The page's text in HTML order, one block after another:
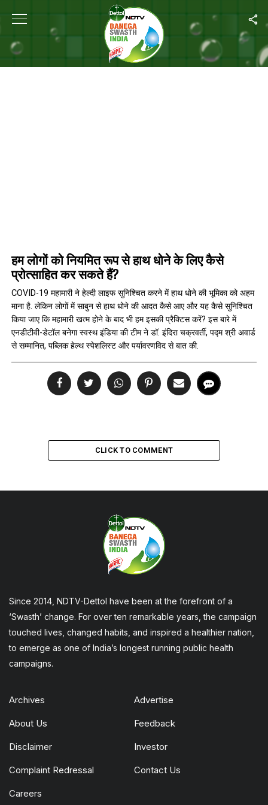
Home हम लोगों को नियमित रूप से हाथ धोने के लिए कैसे प्रोत्साहित कर सकते हैं?
हम लोगों को नियमित रूप से हाथ धोने के लिए कैसे
प्रोत्साहित कर सकते हैं?
COVID-19 महामारी ने हेल्‍दी लाइफ सुनिश्चित करने में हाथ धोने की भूमिका को अहम
माना है. लेकिन लोगों में साबुन से हाथ धोने की आदत कैसे आए और यह कैसे सुनिश्चित
किया जाए कि महामारी खत्म होने के बाद भी हम इसकी प्रैक्टिस करें? इस बारे में
एनडीटीवी-डेटॉल बनेगा स्वस्थ इंडिया की टीम ने डॉ. इंदिरा चक्रवर्ती, पद्म श्री अवार्ड
से सम्‍मानित, पब्लिक हेल्थ स्पेशलिस्ट और पर्यावरणविद से बात की.
CLICK TO COMMENT
Since 2014, NDTV-Dettol have been at the forefront of a
‘Swasth’ change. For over ten remarkable years, the campaign
touched lives, changed habits, and inspired a healthier nation,
to emerge as one of India’s longest running public health
campaigns.
Archives Advertise
About Us Feedback
Disclaimer Investor
Complaint Redressal Contact Us
Careers